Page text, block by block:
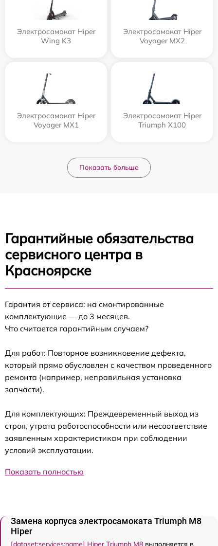
Электросамокат Hiper
Wing K3
Электросамокат Hiper
Voyager MX2
Электросамокат Hiper
Voyager MX1
Электросамокат Hiper
Triumph X100
Показать больше
Гарантийные обязательства
сервисного центра в
Красноярске
Гарантия от сервиса: на смонтированные
комплектующие — до 3 месяцев.
Что считается гарантийным случаем?
Для работ: Повторное возникновение дефекта,
который прямо обусловлен с качеством проведенного
ремонта (например, неправильная установка
запчасти).
Для комплектующих: Преждевременный выход из
строя, утрата работоспособности или несоответствие
заявленным характеристикам при соблюдении
условий эксплуатации.
Показать полностью
Замена корпуса электросамоката Triumph M8
Hiper
[dataset:services:name] Hiper Triumph M8 выполняется в